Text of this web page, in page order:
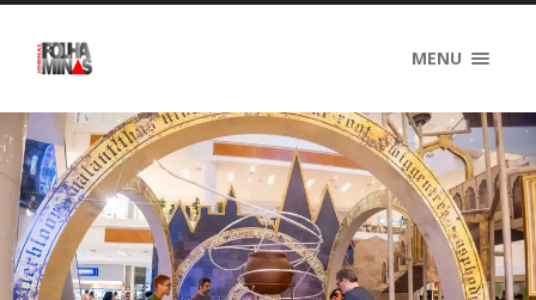
MENU